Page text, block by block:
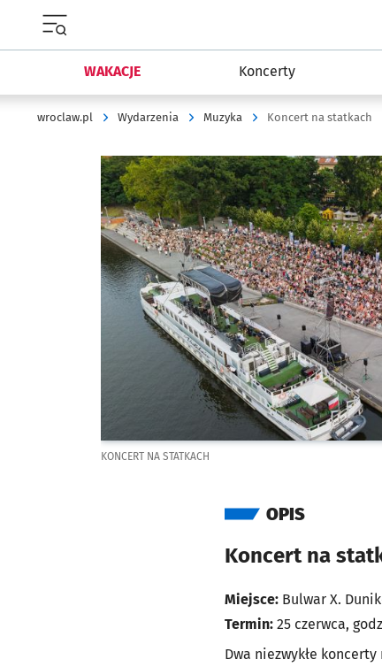
WAKACJE Koncerty
wroclaw.pl Wydarzenia Muzyka Koncert na statkach
Kliknij, aby powiększyć
KONCERT NA STATKACH
OPIS
Koncert na
Miejsce: Bulwar X.
Termin: 25 czerwca,
Dwa niezwykłe